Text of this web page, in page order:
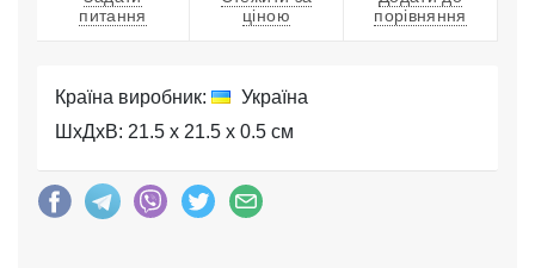
питання
ціною
порівняння
Країна виробник:
Україна
ШхДхВ: 21.5 x 21.5 x 0.5 см